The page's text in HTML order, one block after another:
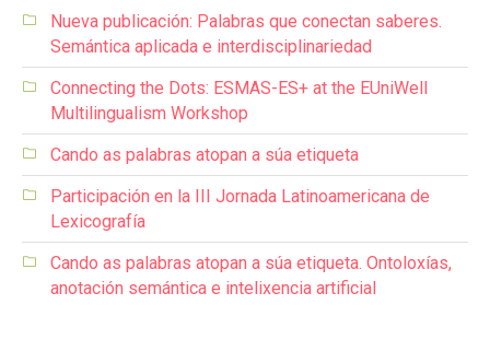
Nueva publicación: Palabras que conectan saberes.
Semántica aplicada e interdisciplinariedad
Connecting the Dots: ESMAS-ES+ at the EUniWell
Multilingualism Workshop
Cando as palabras atopan a súa etiqueta
Participación en la III Jornada Latinoamericana de
Lexicografía
Cando as palabras atopan a súa etiqueta. Ontoloxías,
anotación semántica e intelixencia artificial